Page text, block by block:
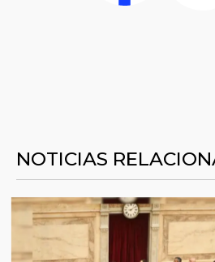
NOTICIAS